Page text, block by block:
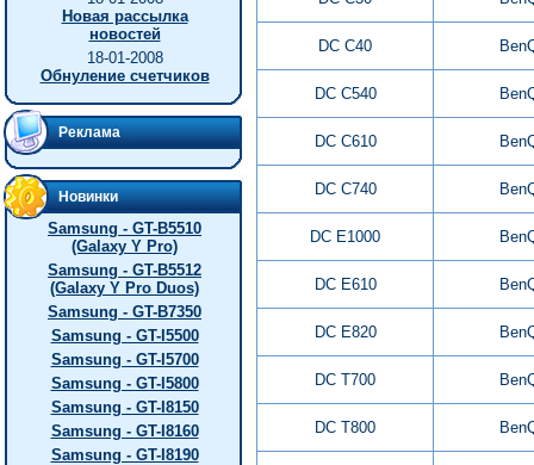
Новая рассылка
новостей
18-01-2008
Обнуление счетчиков
Реклама
Новинки
Samsung - GT-B5510
(Galaxy Y Pro)
Samsung - GT-B5512
(Galaxy Y Pro Duos)
Samsung - GT-B7350
Samsung - GT-I5500
Samsung - GT-I5700
Samsung - GT-I5800
Samsung - GT-I8150
Samsung - GT-I8160
Samsung - GT-I8190
DC C40
DC C540
DC C610
DC C740
DC E1000
DC E610
DC E820
DC T700
DC T800